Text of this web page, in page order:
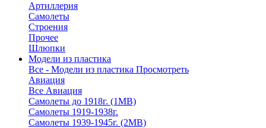
Артиллерия
Самолеты
Строения
Прочее
Шлюпки
Модели из пластика
Все - Модели из пластика Просмотреть
Авиация
Все Авиация
Самолеты до 1918г. (1МВ)
Самолеты 1919-1938г.
Самолеты 1939-1945г. (2МВ)